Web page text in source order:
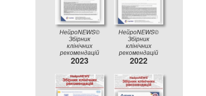
НейроNEWS©
Збірник
клінічних
рекомендацій
2023
НейроNEWS©
Збірник
клінічних
рекомендацій
2022